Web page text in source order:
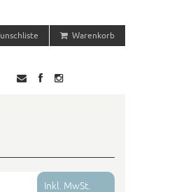
Warenkorb
Inkl. MwSt.